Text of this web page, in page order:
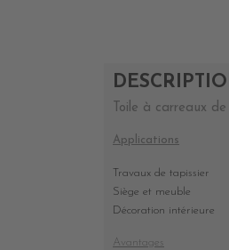
Toile à carreaux
Applications
Travaux de tapissier
Siège et meuble
Décoration intérieure
Avantages